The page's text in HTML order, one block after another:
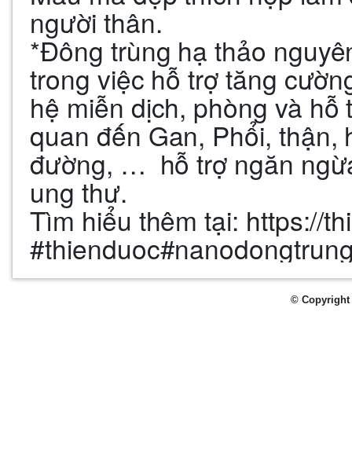
người thân.
*Đông trùng hạ thảo
trong việc hỗ trợ tăng
hệ miễn dịch, phòng và
quan đến Gan, Phổi, thận,
đường, … hỗ trợ ngăn
ung thư.
Tìm hiểu thêm tại: https://
© Copyright